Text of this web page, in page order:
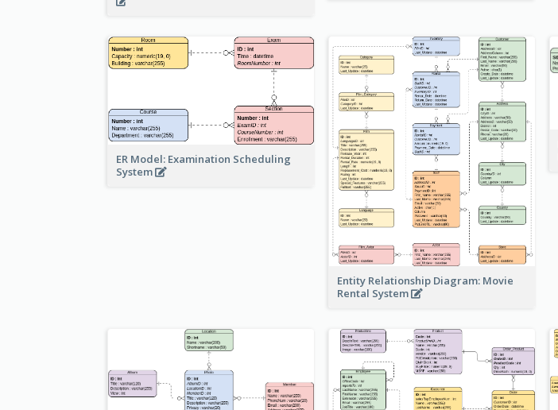
ER Model: Examination Scheduling
System
Entity Relationship Diagram: Movie
Rental System